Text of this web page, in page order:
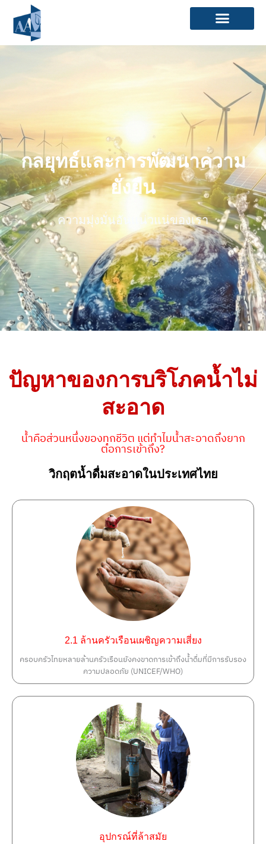
content
กลยุทธ์และการพัฒนาความ
ยั่งยืน
ความมุ่งมั่นอันแน่วแน่ของเรา
ปัญหาของการบริโภคน้ำไม่
สะอาด
น้ำคือส่วนหนึ่งของทุกชีวิต แต่ทำไมน้ำสะอาดถึงยาก
ต่อการเข้าถึง?
วิกฤตน้ำดื่มสะอาดในประเทศไทย
2.1 ล้านครัวเรือนเผชิญความเสี่ยง
ครอบครัวไทยหลายล้านครัวเรือนยังคงขาดการเข้าถึงน้ำดื่มที่มีการรับรอง
ความปลอดภัย (UNICEF/WHO)
อุปกรณ์ที่ล้าสมัย